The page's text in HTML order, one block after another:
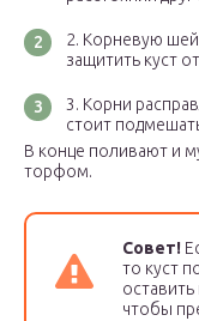
Корневую
защитить куст
Корни
стоит
В конце поливают и
торфом.
Совет!
то куст
чтобы